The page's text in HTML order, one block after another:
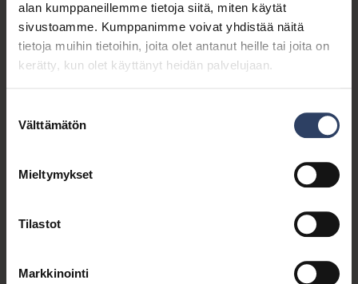
alan kumppaneillemme tietoja siitä, miten käytät
sivustoamme. Kumppanimme voivat yhdistää näitä
tietoja muihin tietoihin, joita olet antanut heille tai joita on
kerätty, kun olet käyttänyt heidän palvelujaan.
valinta
Välttämätön
Mieltymykset
Tilastot
Markkinointi
Ajastimilla tai liiketunnistimilla ohjaat valoa
haluamallasi tavalla. Valaistus voi antaa kodistasi
lämminhenkisen ja lähestyttävään kuvan. Samalla se
asutulta, vaikka olisitkin reissussa!
i